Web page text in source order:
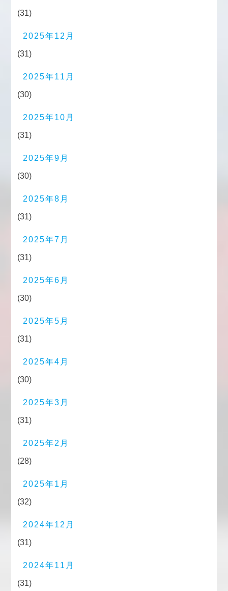
(31)
2025年12月
(31)
2025年11月
(30)
2025年10月
(31)
2025年9月
(30)
2025年8月
(31)
2025年7月
(31)
2025年6月
(30)
2025年5月
(31)
2025年4月
(30)
2025年3月
(31)
2025年2月
(28)
2025年1月
(32)
2024年12月
(31)
2024年11月
(31)